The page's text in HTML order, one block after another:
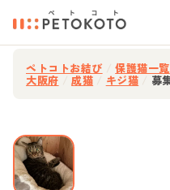
ペトコトお結び 保護猫一覧
大阪府 成猫 キジ猫 募